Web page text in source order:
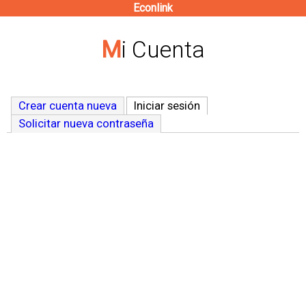
contenido
Econlink
Mi Cuenta
Crear cuenta nueva Iniciar sesión
Solicitar nueva contraseña